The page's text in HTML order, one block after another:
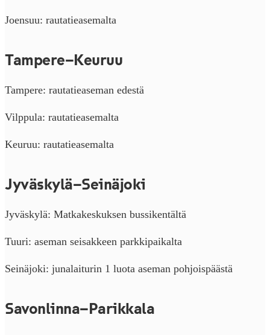
Joensuu: rautatieasemalta
Tampere–Keuruu
Tampere: rautatieaseman edestä
Vilppula: rautatieasemalta
Keuruu: rautatieasemalta
Jyväskylä–Seinäjoki
Jyväskylä: Matkakeskuksen bussikentältä
Tuuri: aseman seisakkeen parkkipaikalta
Seinäjoki: junalaiturin 1 luota aseman pohjoispäästä
Savonlinna–Parikkala